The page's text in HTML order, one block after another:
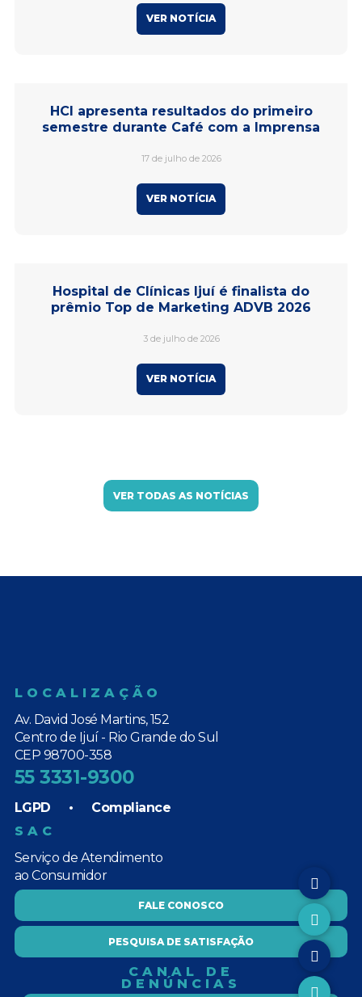
VER NOTÍCIA
HCI apresenta resultados do primeiro
semestre durante Café com a Imprensa
17 de julho de 2026
VER NOTÍCIA
Hospital de Clínicas Ijuí é finalista do
prêmio Top de Marketing ADVB 2026
3 de julho de 2026
VER NOTÍCIA
VER TODAS AS NOTÍCIAS
LOCALIZAÇÃO
Av. David José Martins, 152
Centro de Ijuí - Rio Grande do Sul
CEP 98700-358
55 3331-9300
LGPD • Compliance
SAC
Serviço de Atendimento
ao Consumidor
FALE CONOSCO
PESQUISA DE SATISFAÇÃO
CANAL DE
DENÚNCIAS